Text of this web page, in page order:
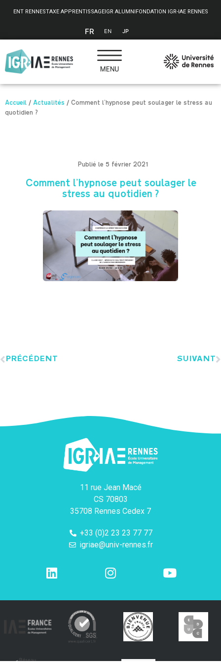
ENT RENNESTAXE APPRENTISSAGEIGR ALUMNIFONDATION IGR-IAE RENNES
FR EN JP
Accueil / Actualités / Comment l’hypnose peut soulager le stress au
quotidien ?
Publié le 5 février 2021
Comment l’hypnose peut soulager le
stress au quotidien ?
PRÉCÉDENT SUIVANT
11 rue Jean Macé
CS 70803
35708 Rennes Cedex 7
+33 (0)2 23 23 77 77
igriae@univ-rennes.fr